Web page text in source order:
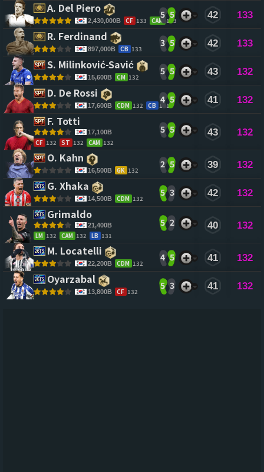
A. Del Piero
2,430,000B CF 133 CAM 133
5 5 42 133
R. Ferdinand
897,000B CB 133
3 5 42 133
S. Milinković-Savić
15,600B CM 132
5 5 43 132
D. De Rossi
17,600B CDM 132 CB 131
4 5 41 132
F. Totti
17,100B
CF 132 ST 132 CAM 132
5 5 43 132
O. Kahn
16,500B GK 132
2 5 39 132
G. Xhaka
14,500B CDM 132
5 3 42 132
Grimaldo
21,400B
LM 132 CAM 132 LB 131
5 2 40 132
M. Locatelli
22,200B CDM 132
4 5 41 132
Oyarzabal
13,800B CF 132
5 3 41 132